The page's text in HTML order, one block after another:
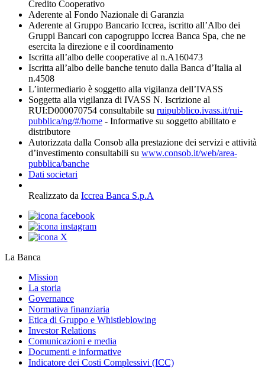
Credito Cooperativo
Aderente al Fondo Nazionale di Garanzia
Aderente al Gruppo Bancario Iccrea, iscritto all’Albo dei
Gruppi Bancari con capogruppo Iccrea Banca Spa, che ne
esercita la direzione e il coordinamento
Iscritta all’albo delle cooperative al n.A160473
Iscritta all’albo delle banche tenuto dalla Banca d’Italia al
n.4508
L’intermediario è soggetto alla vigilanza dell’IVASS
Soggetta alla vigilanza di IVASS N. Iscrizione al
RUI:D000070754 consultabile su ruipubblico.ivass.it/rui-
pubblica/ng/#/home - Informative su soggetto abilitato e
distributore
Autorizzata dalla Consob alla prestazione dei servizi e attività
d’investimento consultabili su www.consob.it/web/area-
pubblica/banche
Dati societari
Realizzato da Iccrea Banca S.p.A
La Banca
Mission
La storia
Governance
Normativa finanziaria
Etica di Gruppo e Whistleblowing
Investor Relations
Comunicazioni e media
Documenti e informative
Indicatore dei Costi Complessivi (ICC)